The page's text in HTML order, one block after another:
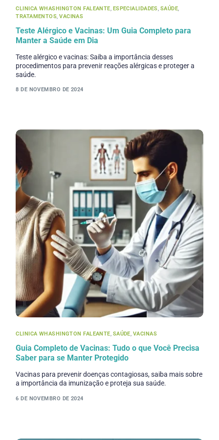
CLINICA WHASHINGTON FALEANTE ESPECIALIDADES SAÚDE
TRATAMENTOS ,VACINAS
Teste Alérgico e Vacinas: Um Guia Completo para
Manter a Saúde em Dia
Teste alérgico e vacinas: Saiba a importância desses
procedimentos para prevenir reações alérgicas e proteger a
saúde.
8 DE NOVEMBRO DE 2024
CLINICA WHASHINGTON FALEANTE, SAÚDE, VACINAS
Guia Completo de Vacinas: Tudo o que Você Precisa
Saber para se Manter Protegido
Vacinas para prevenir doenças contagiosas, saiba mais sobre
a importância da imunização e proteja sua saúde.
6 DE NOVEMBRO DE 2024